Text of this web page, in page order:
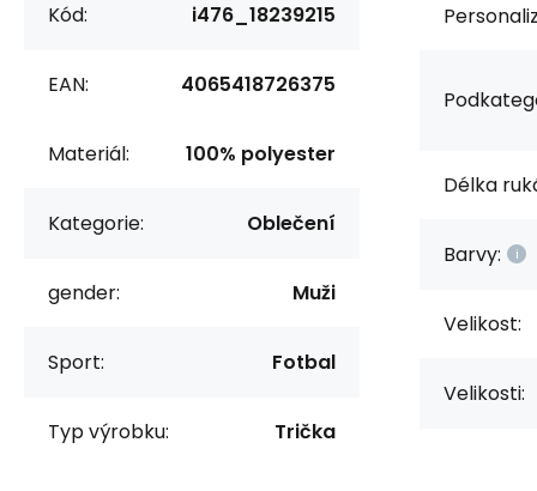
Kód: i476_18239215
EAN: 4065418726375
Materiál: 100% polyester
Kategorie: Oblečení
gender: Muži
Sport: Fotbal
Typ výrobku: Trička
Délka
Barvy:
Velikost:
Velikosti: